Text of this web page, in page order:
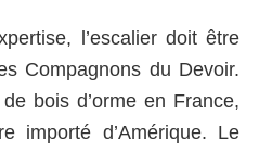
l’escalier doit être
Compagnons du Devoir.
bois d’orme en France,
importé d’Amérique. Le